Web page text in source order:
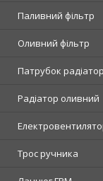
Паливний фільтр
Оливний фільтр
Патрубок
Радіатор оливний
Трос ручника